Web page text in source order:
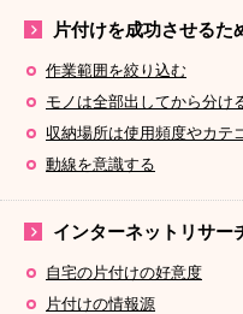
片付けを成功させるた
作業範囲を絞り込む
モノは全部出してから分け
収納場所は使用頻度やカテ
動線を意識する
インターネットリサー
自宅の片付けの好意度
片付けの情報源